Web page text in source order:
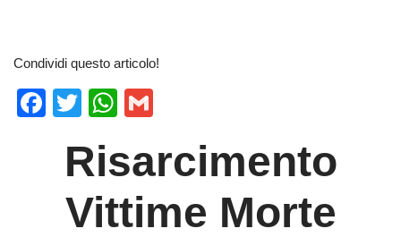
Condividi questo articolo!
F
T
tt
er
W
at
A
ail
Risarcimento
Vittime Morte